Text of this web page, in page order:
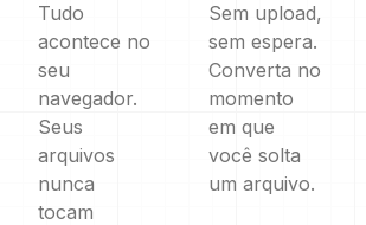
Tudo
acontece no
seu
navegador.
Seus
arquivos
nunca
tocam
Sem upload,
sem espera.
Converta no
momento
em que
você solta
um arquivo.